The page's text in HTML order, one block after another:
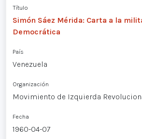
Título
Simón Sáez Mérida: Carta a la
Democrática
País
Venezuela
Organización
Movimiento de Izquierda
Fecha
1960-04-07